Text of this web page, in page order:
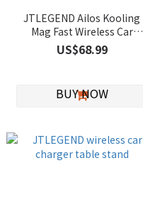
JTLEGEND Ailos Kooling
Mag Fast Wireless Car
charger
US$68.99